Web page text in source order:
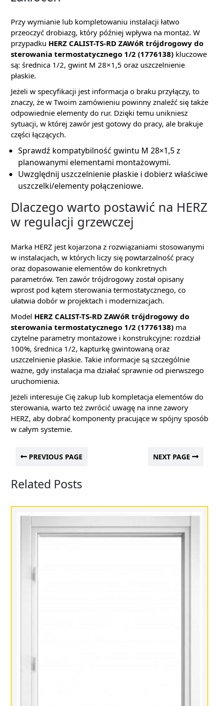
Przy wymianie lub kompletowaniu instalacji łatwo
przeoczyć drobiazg, który później wpływa na montaż. W
przypadku HERZ CALIST-TS-RD ZAWóR trójdrogowy do
sterowania termostatycznego 1/2 (1776138) kluczowe
są: średnica 1/2, gwint M 28×1,5 oraz uszczelnienie
płaskie.
Jeżeli w specyfikacji jest informacja o braku przyłączy, to
znaczy, że w Twoim zamówieniu powinny znaleźć się także
odpowiednie elementy do rur. Dzięki temu unikniesz
sytuacji, w której zawór jest gotowy do pracy, ale brakuje
części łączących.
Sprawdź kompatybilność gwintu M 28×1,5 z
planowanymi elementami montażowymi.
Uwzględnij uszczelnienie płaskie i dobierz właściwe
uszczelki/elementy połączeniowe.
Dlaczego warto postawić na HERZ
w regulacji grzewczej
Marka HERZ jest kojarzona z rozwiązaniami stosowanymi
w instalacjach, w których liczy się powtarzalność pracy
oraz dopasowanie elementów do konkretnych
parametrów. Ten zawór trójdrogowy został opisany
wprost pod kątem sterowania termostatycznego, co
ułatwia dobór w projektach i modernizacjach.
Model HERZ CALIST-TS-RD ZAWóR trójdrogowy do
sterowania termostatycznego 1/2 (1776138) ma
czytelne parametry montażowe i konstrukcyjne: rozdział
100%, średnica 1/2, kapturkę gwintowaną oraz
uszczelnienie płaskie. Takie informacje są szczególnie
ważne, gdy instalacja ma działać sprawnie od pierwszego
uruchomienia.
Jeżeli interesuje Cię zakup lub kompletacja elementów do
sterowania, warto też zwrócić uwagę na inne zawory
HERZ, aby dobrać komponenty pracujące w spójny sposób
w całym systemie.
PREVIOUS PAGE NEXT PAGE
Related Posts